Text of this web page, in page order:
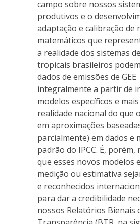
campo sobre nossos
produtivos e o
adaptação e calibração de
matemáticos que
a realidade dos sistemas
tropicais brasileiros
dados de emissões de GEE
integralmente a partir de
modelos específicos e
realidade nacional do que
em aproximações
parcialmente) em dados e
padrão do IPCC. É, porém,
que esses novos modelos
medição ou estimativa
e reconhecidos
para dar a credibilidade
nossos Relatórios Bienais